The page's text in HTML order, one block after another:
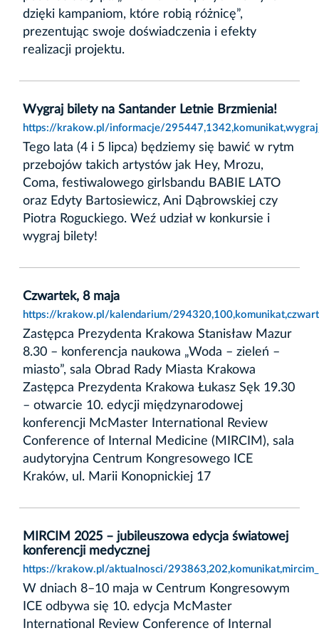
dzięki kampaniom, które robią różnicę”,
prezentując swoje doświadczenia i efekty
realizacji projektu.
Wygraj bilety na Santander Letnie Brzmienia!
https://krakow.pl/informacje/
Tego lata (4 i 5 lipca) będziemy się bawić w rytm
przebojów takich artystów jak Hey, Mrozu,
Coma, festiwalowego girlsbandu BABIE LATO
oraz Edyty Bartosiewicz, Ani Dąbrowskiej czy
Piotra Roguckiego. Weź udział w konkursie i
wygraj bilety!
Czwartek, 8 maja
https://krakow.pl/kalendarium/
Zastępca Prezydenta Krakowa Stanisław Mazur
8.30 – konferencja naukowa „Woda – zieleń –
miasto”, sala Obrad Rady Miasta Krakowa
Zastępca Prezydenta Krakowa Łukasz Sęk 19.30
– otwarcie 10. edycji międzynarodowej
konferencji McMaster International Review
Conference of Internal Medicine (MIRCIM), sala
audytoryjna Centrum Kongresowego ICE
Kraków, ul. Marii Konopnickiej 17
MIRCIM 2025 – jubileuszowa edycja światowej
konferencji medycznej
https://krakow.pl/aktualnosci/
W dniach 8–10 maja w Centrum Kongresowym
ICE odbywa się 10. edycja McMaster
International Review Conference of Internal